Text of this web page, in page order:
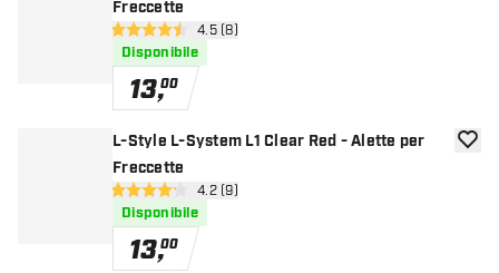
Freccette
apri pannello recensioni
4.5 stelle di valutazione
4.5 (8)
Disponibile
13,00
L-Style L-System L1 Clear Red - Alette per
Freccette
apri pannello recensioni
4.2 stelle di valutazione
4.2 (9)
Disponibile
13,00